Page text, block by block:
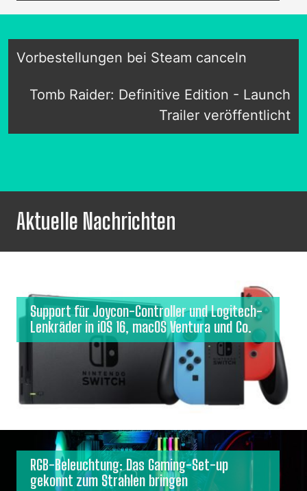
Vorbestellungen bei Steam canceln
Tomb Raider: Definitive Edition - Launch
Trailer veröffentlicht
Aktuelle Nachrichten
Support für Joycon-Controller und Logitech-
Lenkräder in iOS 16, macOS Ventura und Co.
RGB-Beleuchtung: Das Gaming-Set-up
gekonnt zum Strahlen bringen